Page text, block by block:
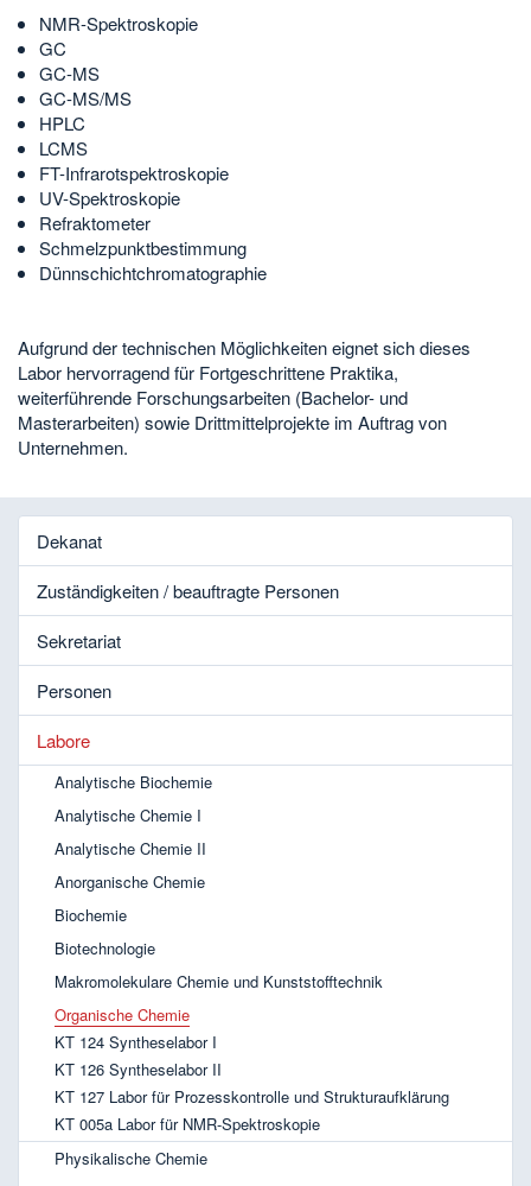
NMR-Spektroskopie
GC
GC-MS
GC-MS/MS
HPLC
LCMS
FT-Infrarotspektroskopie
UV-Spektroskopie
Refraktometer
Schmelzpunktbestimmung
Dünnschichtchromatographie
Aufgrund der technischen Möglichkeiten eignet sich dieses
Labor hervorragend für Fortgeschrittene Praktika,
weiterführende Forschungsarbeiten (Bachelor- und
Masterarbeiten) sowie Drittmittelprojekte im Auftrag von
Unternehmen.
Dekanat
Zuständigkeiten / beauftragte Personen
Sekretariat
Personen
Labore
Analytische Biochemie
Analytische Chemie I
Analytische Chemie II
Anorganische Chemie
Biochemie
Biotechnologie
Makromolekulare Chemie und Kunststofftechnik
Organische Chemie
KT 124 Syntheselabor I
KT 126 Syntheselabor II
KT 127 Labor für Prozesskontrolle und Strukturaufklärung
KT 005a Labor für NMR-Spektroskopie
Physikalische Chemie